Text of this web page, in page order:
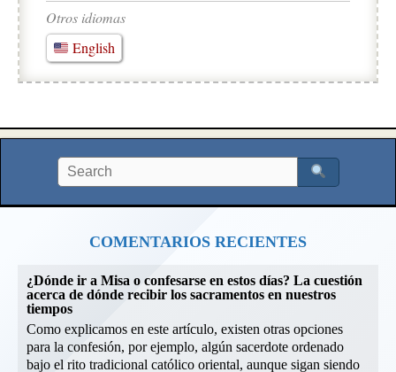
Otros idiomas
English
COMENTARIOS RECIENTES
¿Dónde ir a Misa o confesarse en estos días? La cuestión
acerca de dónde recibir los sacramentos en nuestros
tiempos
Como explicamos en este artículo, existen otras opciones
para la confesión, por ejemplo, algún sacerdote ordenado
bajo el rito tradicional católico oriental, aunque sigan siendo